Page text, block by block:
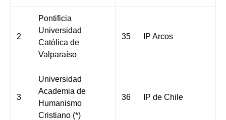
2
Pontificia
Universidad
Católica de
Valparaíso
35 IP Arcos
3
Universidad
Academia de
Humanismo
Cristiano (*)
36 IP de Chile